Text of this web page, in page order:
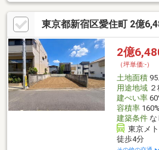
東京都新宿区愛住町 2億
2億
（坪単価:-）
土地面積
用途地域２
建ぺい率
容積率160%
建築条件な
東京メ
徒歩4分